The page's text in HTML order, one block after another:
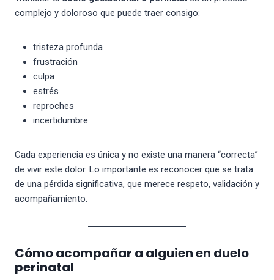
complejo y doloroso que puede traer consigo:
tristeza profunda
frustración
culpa
estrés
reproches
incertidumbre
Cada experiencia es única y no existe una manera “correcta”
de vivir este dolor. Lo importante es reconocer que se trata
de una pérdida significativa, que merece respeto, validación y
acompañamiento.
Cómo acompañar a alguien en duelo
perinatal